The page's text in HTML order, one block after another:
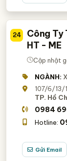
24
Công Ty
HT - ME
Cập nhật
NGÀNH:
107/6/13/
TP. Hồ
0984
Hotline:
Gửi Email